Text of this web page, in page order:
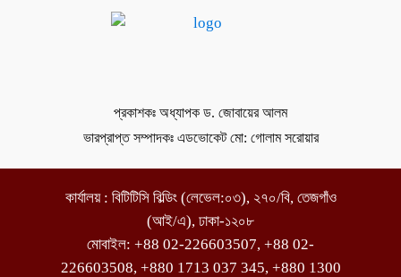
প্রকাশকঃ অধ্যাপক ড. জোবায়ের আলম
ভারপ্রাপ্ত সম্পাদকঃ এডভোকেট মো: গোলাম সরোয়ার
কার্যালয় : বিটিটিসি বিল্ডিং (লেভেল:০৩), ২৭০/বি, তেজগাঁও
(আই/এ), ঢাকা-১২০৮
মোবাইল: +88 02-226603507, +88 02-
226603508, +880 1713 037 345, +880 1300